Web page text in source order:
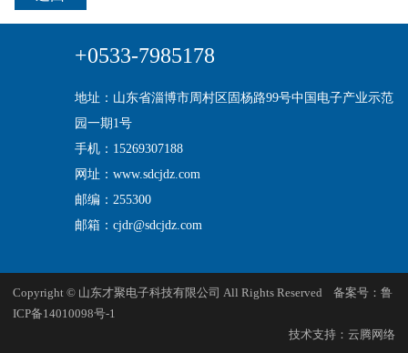
+0533-7985178
地址：山东省淄博市周村区固杨路99号中国电子产业示范
园一期1号
手机：15269307188
网址：www.sdcjdz.com
邮编：255300
邮箱：cjdr@sdcjdz.com
Copyright © 山东才聚电子科技有限公司 All Rights Reserved 备案号：鲁
ICP备14010098号-1
技术支持： 云腾网络